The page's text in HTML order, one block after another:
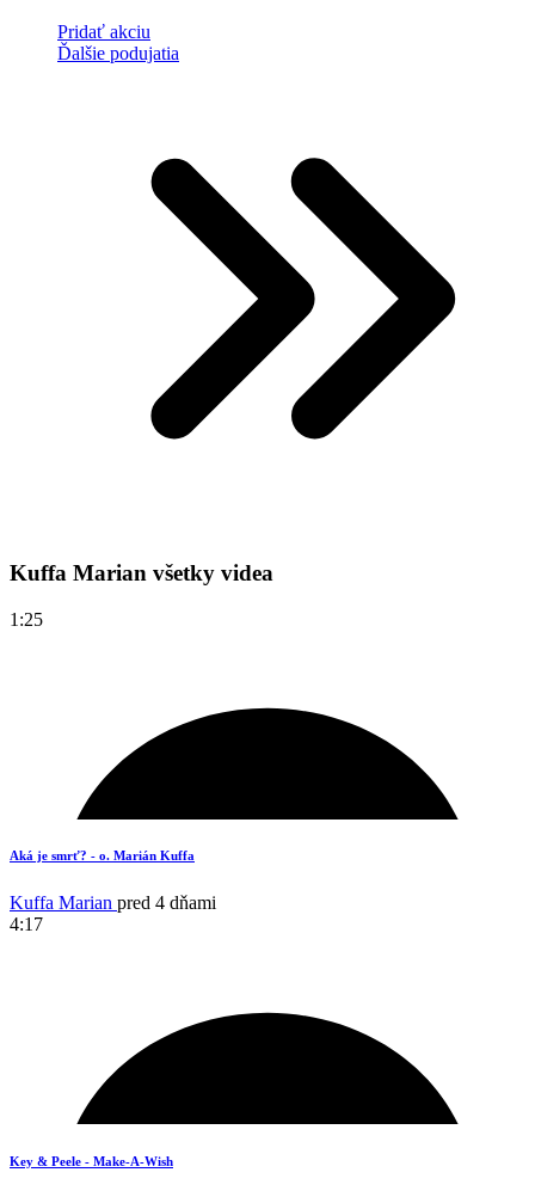
Pridať akciu
Ďalšie podujatia
Kuffa Marian všetky videa
1:25
13
Aká je smrť? - o. Marián Kuffa
Kuffa Marian pred 4 dňami
4:17
Key & Peele - Make-A-Wish